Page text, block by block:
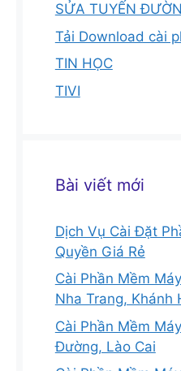
SỬA TUYẾN
Tải Download cài
TIN HỌC
TIVI
Bài viết mới
Dịch Vụ Cài Đặt
Quyền Giá Rẻ
Cài Phần Mềm
Nha Trang, Khánh
Cài Phần Mềm
Đường, Lào Cai